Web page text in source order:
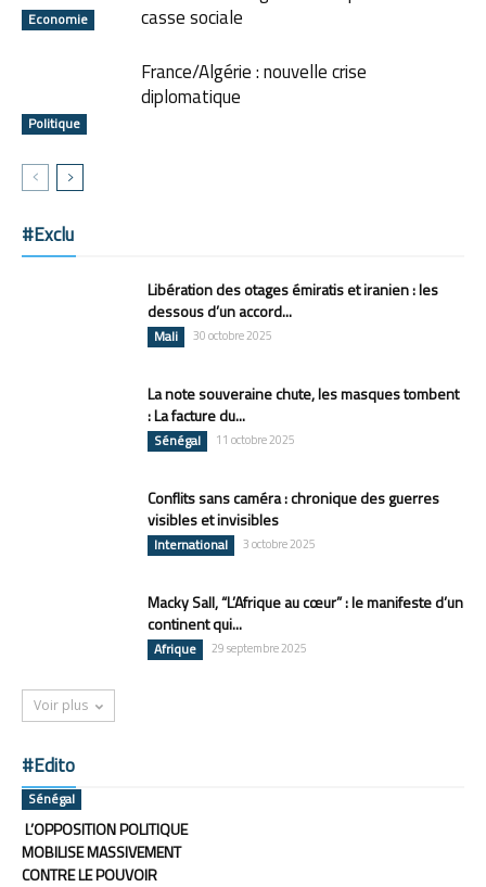
Economie
casse sociale
Politique
France/Algérie : nouvelle crise
diplomatique
#Exclu
Libération des otages émiratis et iranien : les
dessous d’un accord...
Mali 30 octobre 2025
La note souveraine chute, les masques tombent
: La facture du...
Sénégal 11 octobre 2025
Conflits sans caméra : chronique des guerres
visibles et invisibles
International 3 octobre 2025
Macky Sall, “L’Afrique au cœur” : le manifeste d’un
continent qui...
Afrique 29 septembre 2025
Voir plus
#Edito
Sénégal
L’OPPOSITION POLITIQUE
MOBILISE MASSIVEMENT
CONTRE LE POUVOIR